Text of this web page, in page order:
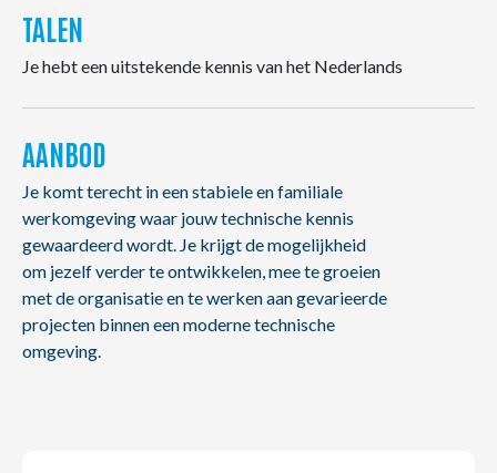
TALEN
Je hebt een uitstekende kennis van het Nederlands
AANBOD
Je komt terecht in een stabiele en familiale
werkomgeving waar jouw technische kennis
gewaardeerd wordt. Je krijgt de mogelijkheid
om jezelf verder te ontwikkelen, mee te groeien
met de organisatie en te werken aan gevarieerde
projecten binnen een moderne technische
omgeving.